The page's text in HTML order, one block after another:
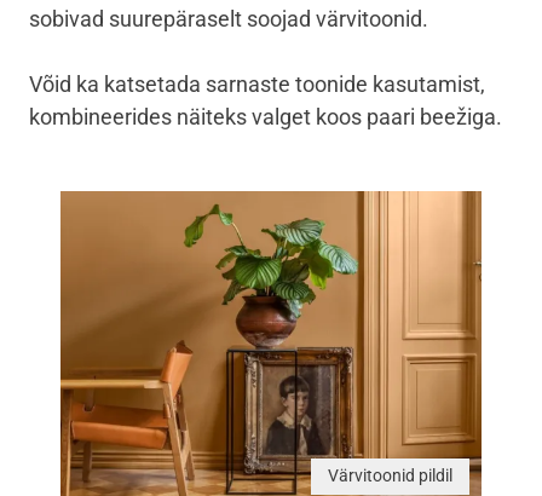
sobivad suurepäraselt soojad värvitoonid.
Võid ka katsetada sarnaste toonide kasutamist,
kombineerides näiteks valget koos paari beežiga.
Värvitoonid pildil